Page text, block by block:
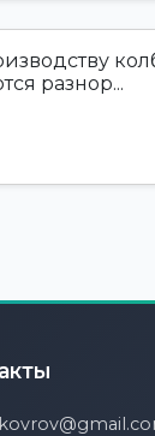
разнор...